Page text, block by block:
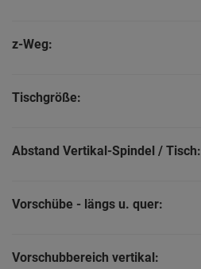
z-Weg:
Tischgröße:
Abstand Vertikal-Spindel / Tisch:
Vorschübe - längs u. quer:
Vorschubbereich vertikal: